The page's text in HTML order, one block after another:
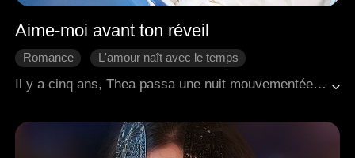
Aime-moi avant ton réveil
Romance
L'amour naît avec le temps
Il y a cinq ans, Thea passa une nuit mouvementée avec Jacob, qui avait été drogué. Espérant pouvoir payer les frais médicaux de sa grand-mère, elle fut choquée lorsque Jacob partit en trombe, convaincu que Thea avait mis quelque chose dans son verre. Plus tard, Thea découvrit qu'elle était enceinte et chercha l'aide de Jacob, mais elle fut humiliée. Alors qu'elle tenait sa grand-mère mourante à l'hôpital, Thea tomba par hasard sur une nouvelle : Jacob était tombé dans le coma. Saisissant l'occasion, elle emménagea chez lui avec son enfant à naître. Juste au moment où elle commençait à s'installer dans une vie de luxe, Jacob se réveilla sans aucun souvenir d'elle. Les médecins prédirent que ses souvenirs reviendraient dans un délai d'un mois. Déterminée, Thea œuvra pour que Jacob tombe amoureux d'elle, et finalement, tous trois construisirent une vie heureuse ensemble.